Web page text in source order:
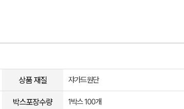
상품 재질 쟈가드원단
박스포장수량 1박스 100개